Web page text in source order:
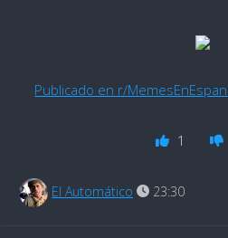
Publicado en r/
1
El Automático 23:30